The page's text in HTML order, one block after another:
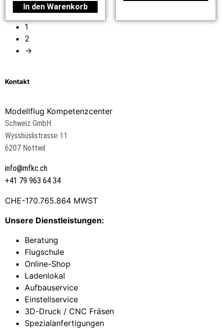
In den Warenkorb
1
2
→
Kontakt
Modellflug Kompetenzcenter
Schweiz GmbH
Wysshüslistrasse 11
6207 Nottwil
info@mfkc.ch
+41 79 963 64 34
CHE-170.765.864 MWST
Unsere Dienstleistungen:
Beratung
Flugschule
Online-Shop
Ladenlokal
Aufbauservice
Einstellservice
3D-Druck / CNC Fräsen
Spezialanfertigungen